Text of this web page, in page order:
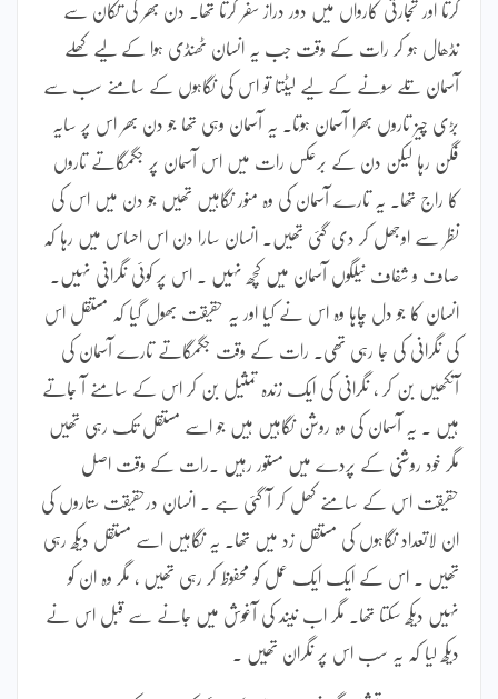
کرتا اور تجارتی کارواں میں دور دراز سفر کرتا تھا۔ دن بھر کی تکان سے
نڈھال ہو کر رات کے وقت جب یہ انسان ٹھنڈی ہوا کے لیے کھلے
آسمان تلے سونے کے لیے لیٹتا تو اس کی نگاہوں کے سامنے سب سے
بڑی چیز تاروں بھرا آسمان ہوتا۔ یہ آسمان وہی تھا جو دن بھر اس پر سایہ
فگن رہا لیکن دن کے برعکس رات میں اس آسمان پر جگمگاتے تاروں
کا راج تھا۔ یہ تارے آسمان کی وہ منور نگاہیں تھیں جو دن میں اس کی
نظر سے اوجھل کر دی گئی تھیں۔ انسان سارا دن اس احساس میں رہا کہ
صاف و شفاف نیلگوں آسمان میں کچھ نہیں ۔ اس پر کوئی نگرانی نہیں۔
انسان کا جو دل چاہا وہ اس نے کیا اور یہ حقیقت بھول گیا کہ مستقل اس
کی نگرانی کی جا رہی تھی۔ رات کے وقت جگمگاتے تارے آسمان کی
آنکھیں بن کر ، نگرانی کی ایک زندہ تمثیل بن کر اس کے سامنے آ جاتے
ہیں ۔ یہ آسمان کی وہ روشن نگاہیں ہیں جو اسے مستقل تک رہی تھیں
مگر خود روشنی کے پردے میں مستور رہیں ۔رات کے وقت اصل
حقیقت اس کے سامنے کھل کر آ گئی ہے ۔ انسان درحقیقت ستاروں کی
ان لاتعداد نگاہوں کی مستقل زد میں تھا۔ یہ نگاہیں اسے مستقل دیکھ رہی
تھیں ۔ اس کے ایک ایک عمل کو محفوظ کر رہی تھیں ، مگر وہ ان کو
نہیں دیکھ سکتا تھا۔ مگر اب نیند کی آغوش میں جانے سے قبل اس نے
دیکھ لیا کہ یہ سب اس پر نگران تھیں ۔